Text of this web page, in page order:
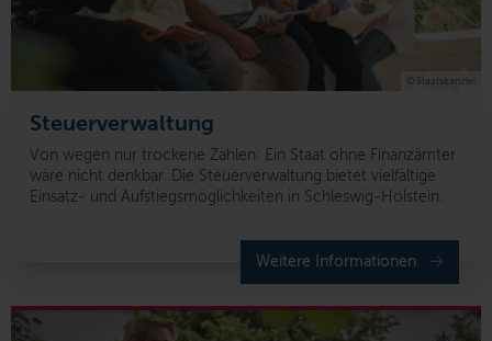
Steuerverwaltung
Von wegen nur trockene Zahlen: Ein Staat ohne Finanzämter
wäre nicht denkbar. Die Steuerverwaltung bietet vielfältige
Einsatz- und Aufstiegsmöglichkeiten in Schleswig-Holstein.
Weitere Informationen
© Staatskanzlei